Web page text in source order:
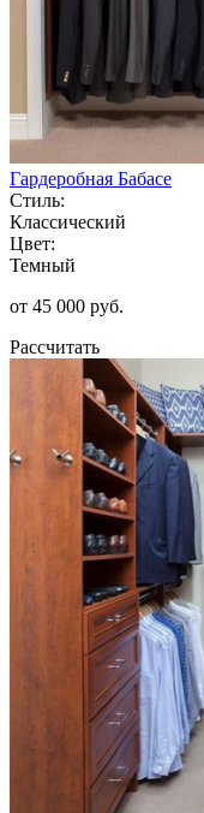
Гардеробная Бабасе
Стиль:
Классический
Цвет:
Темный
от 45 000 руб.
Рассчитать